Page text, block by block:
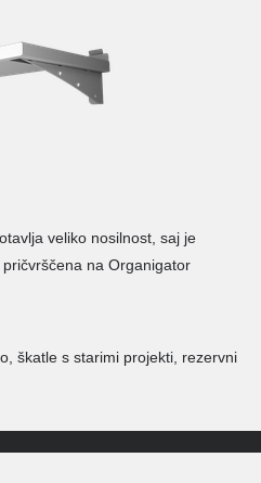
veliko nosilnost, saj je
na Organigator
škatle s starimi projekti, rezervni